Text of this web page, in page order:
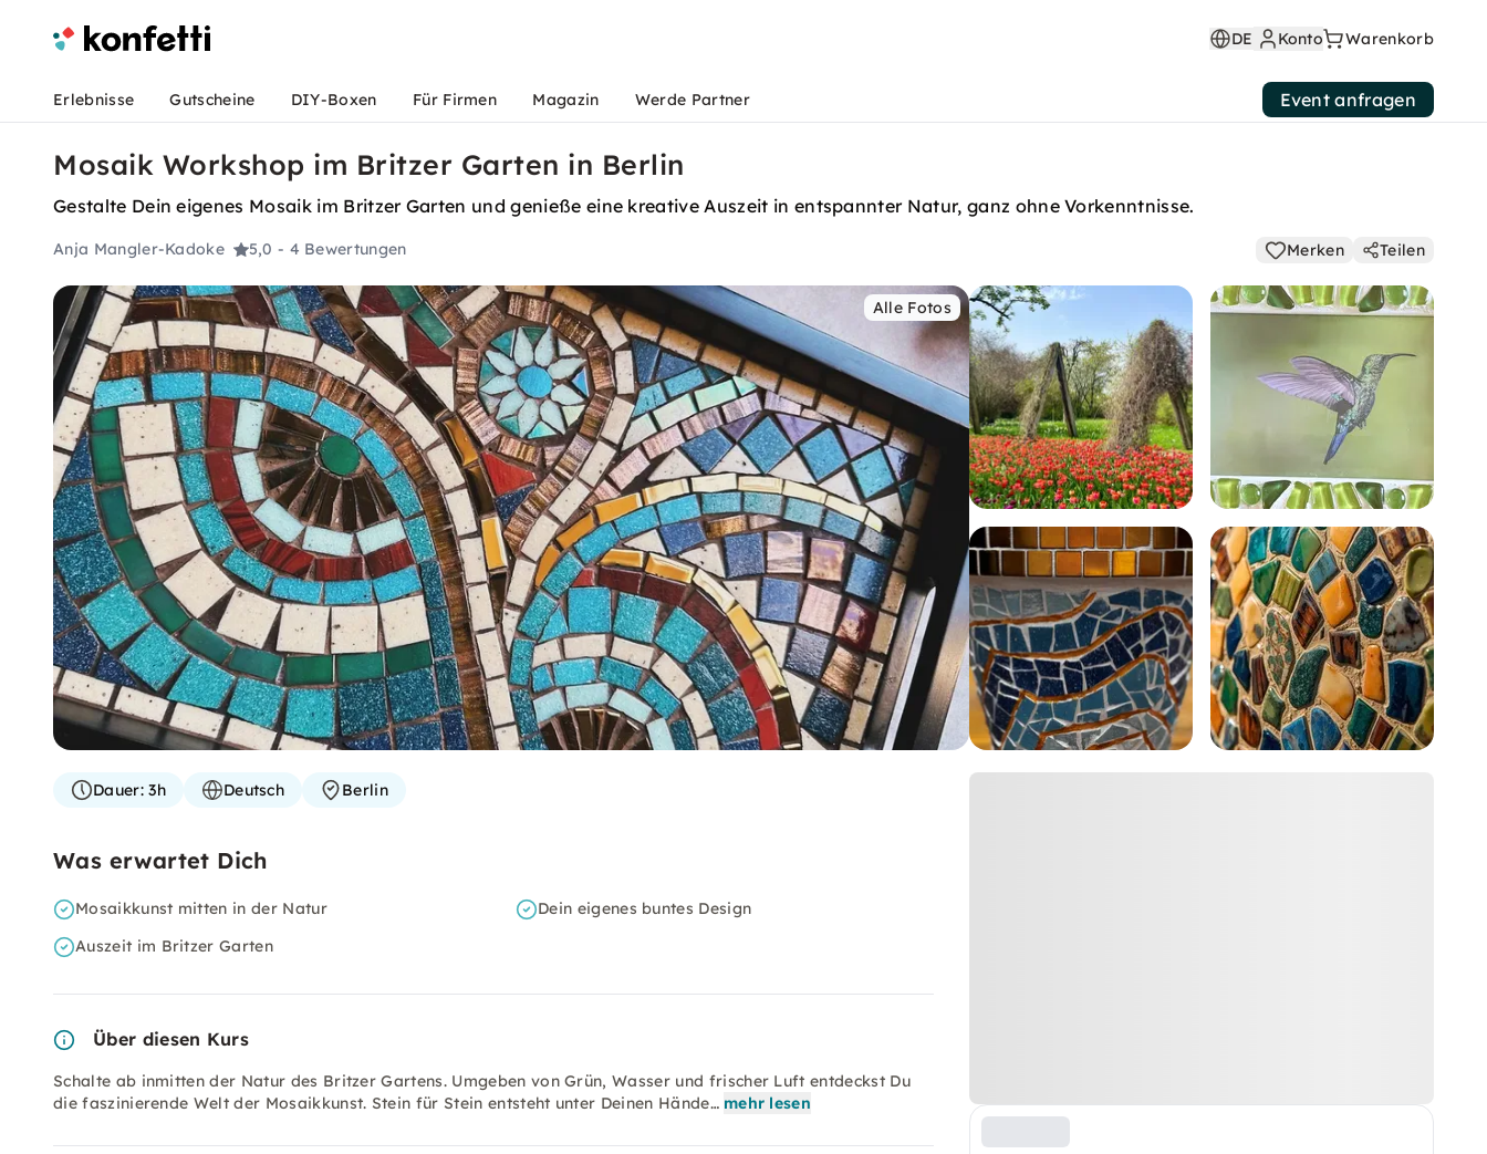
DE Konto Warenkorb
Erlebnisse Gutscheine DIY-Boxen Für Firmen Magazin Werde Partner Event anfragen
Mosaik Workshop im Britzer Garten in Berlin
Gestalte Dein eigenes Mosaik im Britzer Garten und genieße eine kreative Auszeit in entspannter Natur, ganz ohne Vorkenntnisse.
Anja Mangler-Kadoke 5,0 - 4 Bewertungen Merken Teilen
Alle Fotos
Dauer:3h Deutsch Berlin
Was erwartet Dich
Mosaikkunst mitten in der Natur
Dein eigenes buntes Design
Auszeit im Britzer Garten
Über diesen Kurs
Schalte ab inmitten der Natur des Britzer Gartens. Umgeben von Grün, Wasser und frischer Luft entdeckst Du
die faszinierende Welt der Mosaikkunst. Stein für Stein entsteht unter Deinen Hände… mehr lesen